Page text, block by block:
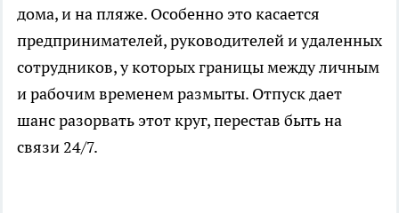
дома, и на пляже. Особенно это касается
предпринимателей, руководителей и удаленных
сотрудников, у которых границы между личным
и рабочим временем размыты. Отпуск дает
шанс разорвать этот круг, перестав быть на
связи 24/7.